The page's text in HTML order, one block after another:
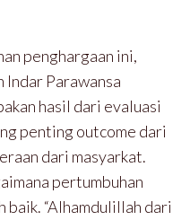
penghargaan ini,
Indar Parawansa
hasil dari evaluasi
penting outcome dari
dari masyarkat.
pertumbuhan
baik. “Alhamdulillah dari